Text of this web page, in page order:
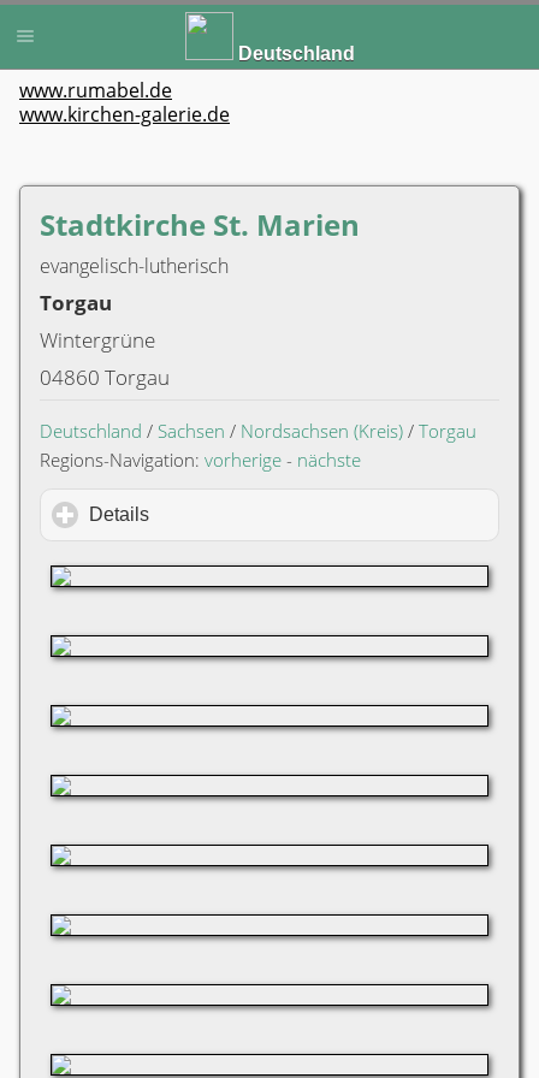
Deutschland
www.rumabel.de
www.kirchen-galerie.de
Stadtkirche St. Marien
evangelisch-lutherisch
Torgau
Wintergrüne
04860 Torgau
Deutschland / Sachsen / Nordsachsen (Kreis) / Torgau
Regions-Navigation: vorherige - nächste
Details